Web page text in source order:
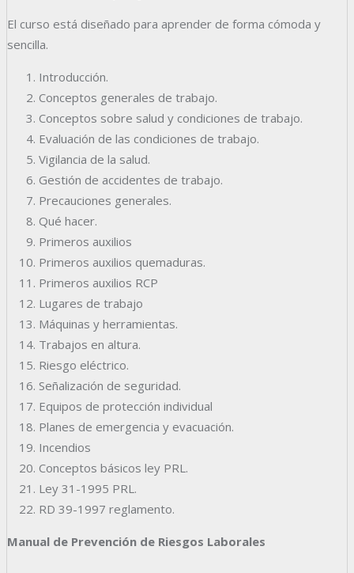
El curso está diseñado para aprender de forma cómoda y
sencilla.
Introducción.
Conceptos generales de trabajo.
Conceptos sobre salud y condiciones de trabajo.
Evaluación de las condiciones de trabajo.
Vigilancia de la salud.
Gestión de accidentes de trabajo.
Precauciones generales.
Qué hacer.
Primeros auxilios
Primeros auxilios quemaduras.
Primeros auxilios RCP
Lugares de trabajo
Máquinas y herramientas.
Trabajos en altura.
Riesgo eléctrico.
Señalización de seguridad.
Equipos de protección individual
Planes de emergencia y evacuación.
Incendios
Conceptos básicos ley PRL.
Ley 31-1995 PRL.
RD 39-1997 reglamento.
Manual de Prevención de Riesgos Laborales